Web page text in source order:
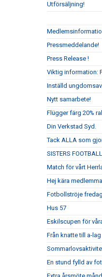
Utförsäljning!
Pressmeddelande!
Press Release !
Viktig information:
Inställd
Nytt samarbete!
Flügger färg 20%
Din Verkstad Syd.
Tack ALLA som
SISTERS
Match för vårt
Hej kära
Fotbollströje
Hus 57
Eskilscupen för
Från knatte till a-lag
En stund fylld av